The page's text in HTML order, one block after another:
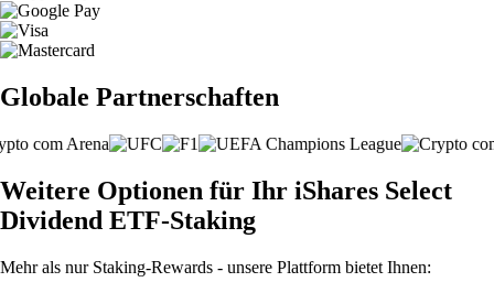
Globale Partnerschaften
Weitere Optionen für Ihr iShares Select
Dividend ETF-Staking
Mehr als nur Staking-Rewards - unsere Plattform bietet Ihnen: